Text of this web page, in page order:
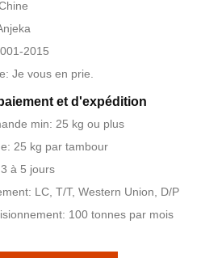
2015
Je vous en prie.
et d'expédition
min: 25 kg ou plus
25 kg par tambour
à 5 jours
LC, T/T, Western Union, D/P
100 tonnes par mois